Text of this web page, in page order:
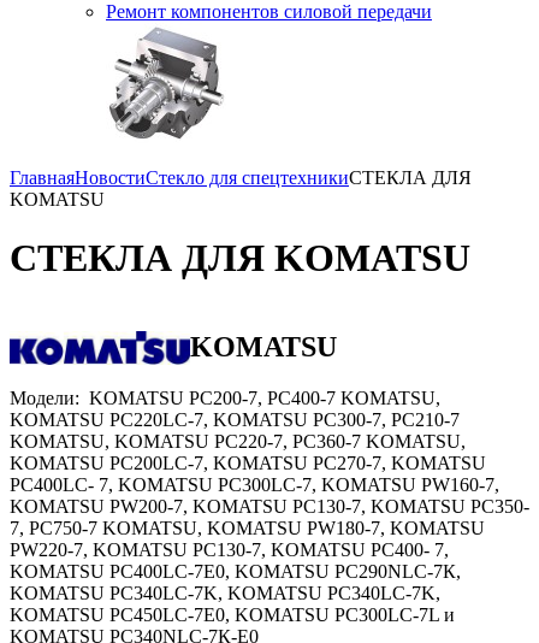
Ремонт компонентов силовой передачи
ГлавнаяНовостиСтекло для спецтехникиСТЕКЛА ДЛЯ
KOMATSU
СТЕКЛА ДЛЯ KOMATSU
KOMATSU
Модели: KOMATSU PC200-7, PC400-7 KOMATSU,
KOMATSU PC220LC-7, KOMATSU PC300-7, PC210-7
KOMATSU, KOMATSU PC220-7, PC360-7 KOMATSU,
KOMATSU PC200LC-7, KOMATSU PC270-7, KOMATSU
PC400LC- 7, KOMATSU PC300LC-7, KOMATSU PW160-7,
KOMATSU PW200-7, KOMATSU PC130-7, KOMATSU PC350-
7, PC750-7 KOMATSU, KOMATSU PW180-7, KOMATSU
PW220-7, KOMATSU PC130-7, KOMATSU PC400- 7,
KOMATSU PC400LC-7E0, KOMATSU PC290NLC-7К,
KOMATSU PC340LC-7K, KOMATSU PC340LC-7K,
KOMATSU PC450LC-7E0, KOMATSU PC300LC-7L и
KOMATSU PC340NLC-7К-E0